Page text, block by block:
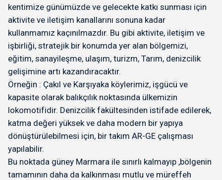
kentimize günümüzde ve gelecekte katkı sunması için
aktivite ve iletişim kanallarını sonuna kadar
kullanmamız kaçınılmazdır. Bu gibi aktivite, iletişim ve
işbirliği, stratejik bir konumda yer alan bölgemizi,
eğitim, sanayileşme, ulaşım, turizm, Tarım, denizcilik
gelişimine artı kazandıracaktır.
Örneğin : Çakıl ve Karşıyaka köylerimiz, işgücü ve
kapasite olarak balıkçılık noktasında ülkemizin
lokomotifidir. Denizcilik fakültesinden istifade edilerek,
katma değeri yüksek ve daha modern bir yapıya
dönüştürülebilmesi için, bir takım AR-GE çalışması
yapılabilir.
Bu noktada güney Marmara ile sınırlı kalmayıp ,bölgenin
tamamının daha da kalkınması mutlu ve müreffeh